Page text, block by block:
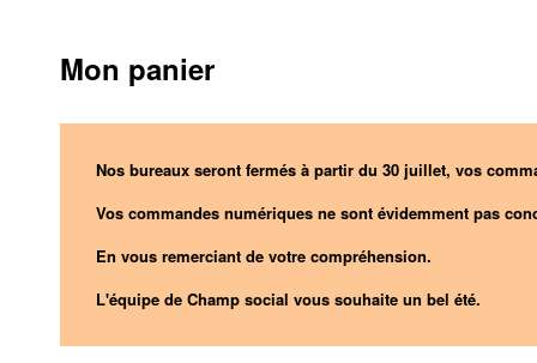
Mon panier
Nos bureaux seront fermés à partir du 30 juillet, vos
Vos commandes numériques ne sont évidemment pas
En vous remerciant de votre compréhension.
L'équipe de Champ social vous souhaite un bel été.